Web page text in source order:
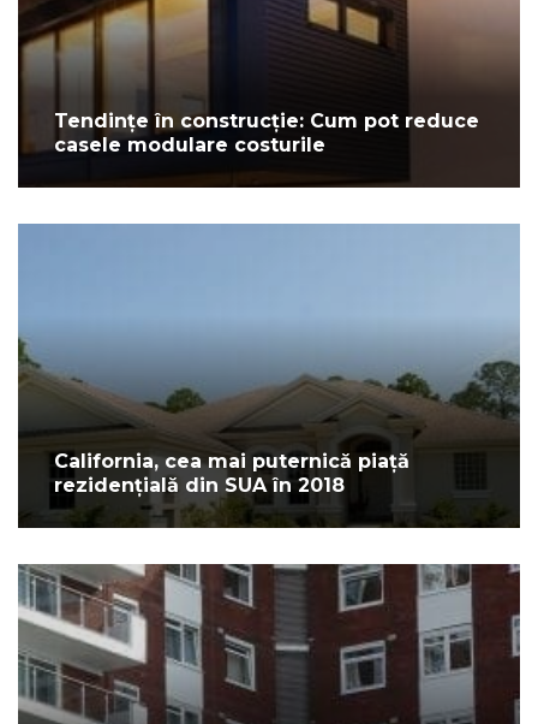
Tendințe în construcție: Cum pot reduce
casele modulare costurile
California, cea mai puternică piață
rezidențială din SUA în 2018